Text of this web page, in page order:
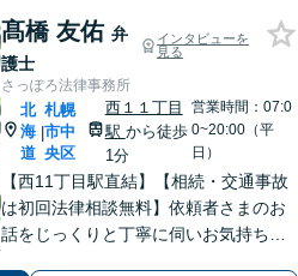
髙橋 友佑 弁
護士
インタビューを
見る
さっぽろ法律事務所
北
海
道
|
札幌
市中
央区
西１１丁目
駅 から徒歩
1分
営業時間：07:0
0~20:00（平
日）
【西11丁目駅直結】【相続・交通事故
は初回法律相談無料】依頼者さまのお
話をじっくりと丁寧に伺いお気持ちに